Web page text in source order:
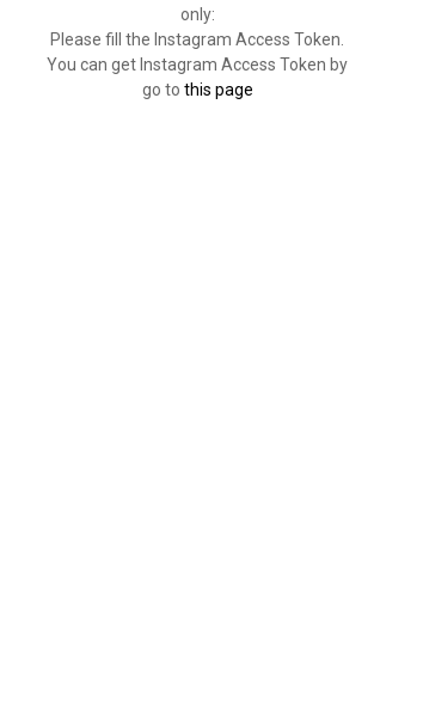
only:
Please fill the Instagram Access Token.
You can get Instagram Access Token by
go to this page